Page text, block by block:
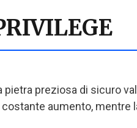
preziosa di sicuro
aumento, mentre